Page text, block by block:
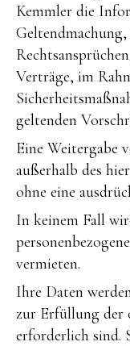
Kemmler die
Verträge, im
geltenden
Eine Weitergabe
außerhalb des
ohne eine
In keinem Fall
vermieten.
Ihre Daten
zur Erfüllung der
erforderlich sind.